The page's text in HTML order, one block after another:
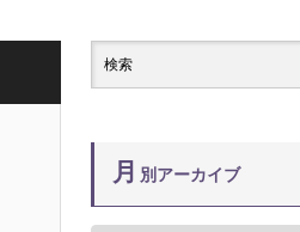
月 別アーカイブ